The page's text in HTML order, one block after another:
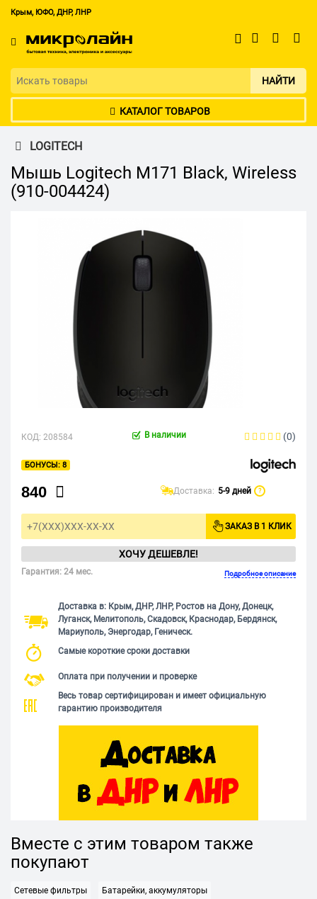
Крым, ЮФО, ДНР, ЛНР
НАЙТИ
КАТАЛОГ ТОВАРОВ
LOGITECH
Мышь Logitech M171 Black, Wireless
(910-004424)
КОД: 208584 В наличии (0)
8
840 Доставка: 5-9 дней ?
ЗАКАЗ В 1 КЛИК
ХОЧУ ДЕШЕВЛЕ!
Гарантия: 24 мес. Подробное описание
Доставка в: Крым, ДНР, ЛНР, Ростов на Дону, Донецк,
Луганск, Мелитополь, Скадовск, Краснодар, Бердянск,
Мариуполь, Энергодар, Геническ.
Самые короткие сроки доставки
Оплата при получении и проверке
Весь товар сертифицирован и имеет официальную
гарантию производителя
Вместе с этим товаром также
покупают
Сетевые фильтры Батарейки, аккумуляторы